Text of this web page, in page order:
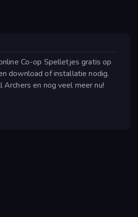
Co-op Spelletjes gratis op
download of installatie nodig.
Archers en nog veel meer nu!